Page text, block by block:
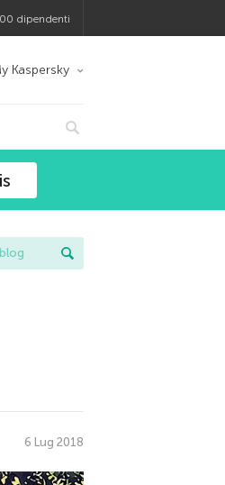
dipendenti
Kaspersky
6 Lug 2018